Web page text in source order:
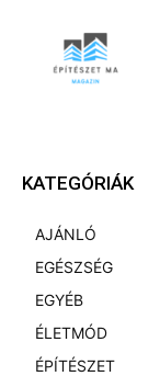
KATEGÓRIÁK
AJÁNLÓ
EGÉSZSÉG
EGYÉB
ÉLETMÓD
ÉPÍTÉSZET